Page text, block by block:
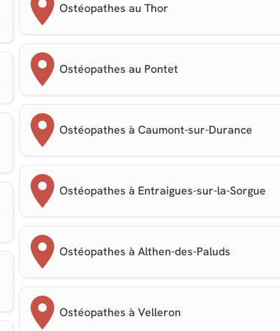
Ostéopathes au Thor
Ostéopathes au Pontet
Ostéopathes à Caumont-sur-Durance
Ostéopathes à Entraigues-sur-la-Sorgue
Ostéopathes à Althen-des-Paluds
Ostéopathes à Velleron